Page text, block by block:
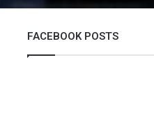
FACEBOOK POSTS